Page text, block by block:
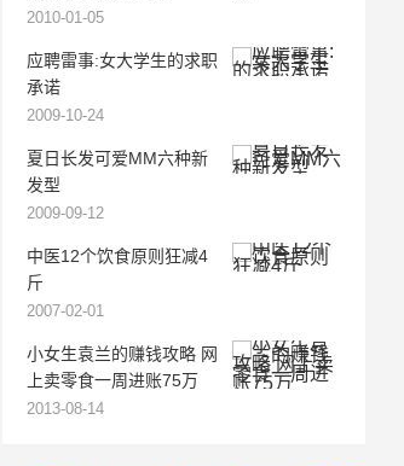
2010-01-05
应聘雷事:女大学生的求职
承诺
2009-10-24
夏日长发可爱MM六种新
发型
2009-09-12
中医12个饮食原则狂减4
斤
2007-02-01
小女生袁兰的赚钱攻略 网
上卖零食一周进账75万
2013-08-14